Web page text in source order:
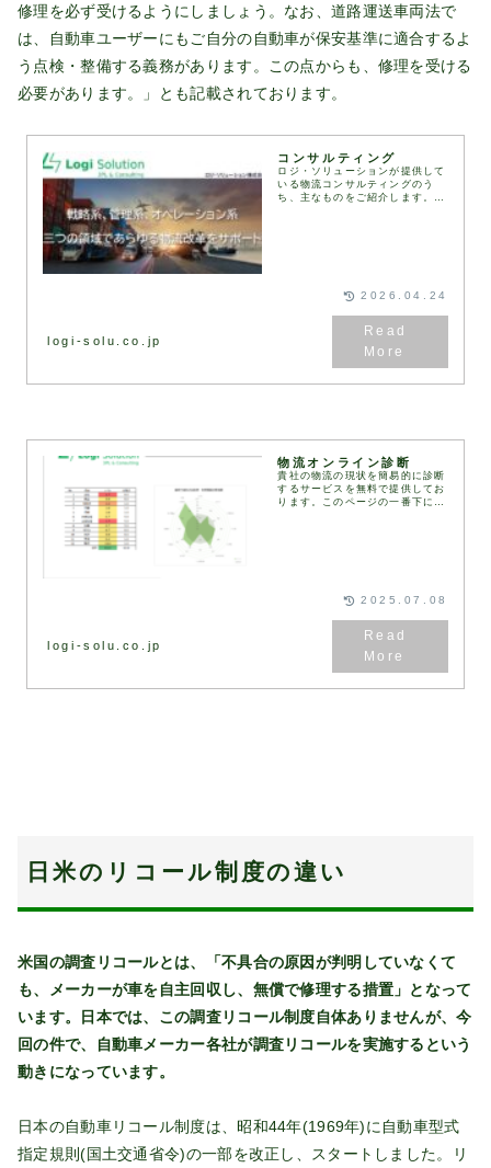
修理を必ず受けるようにしましょう。なお、道路運送車両法で
は、自動車ユーザーにもご自分の自動車が保安基準に適合するよ
う点検・整備する義務があります。この点からも、修理を受ける
必要があります。」とも記載されております。
コンサルティング
ロジ・ソリューションが提供して
いる物流コンサルティングのう
ち、主なものをご紹介します。お
logi-solu.co.jp
2026.04.24
物流オンライン診断
貴社の物流の現状を簡易的に診断
するサービスを無料で提供してお
ります。このページの一番下にあ
logi-solu.co.jp
2025.07.08
日米のリコール制度の違い
米国の調査リコールとは、「不具合の原因が判明していなくて
も、メーカーが車を自主回収し、無償で修理する措置」となって
います。日本では、この調査リコール制度自体ありませんが、今
回の件で、自動車メーカー各社が調査リコールを実施するという
動きになっています。
日本の自動車リコール制度は、昭和44年(1969年)に自動車型式
指定規則(国土交通省令)の一部を改正し、スタートしました。リ